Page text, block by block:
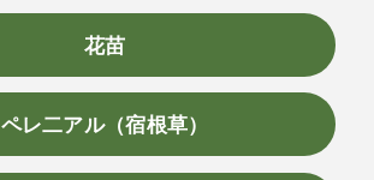
花苗
ペレ二アル（宿根草）